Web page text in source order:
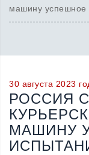
машину успешное
30 августа 2023
РОССИЯ
МАШИНУ